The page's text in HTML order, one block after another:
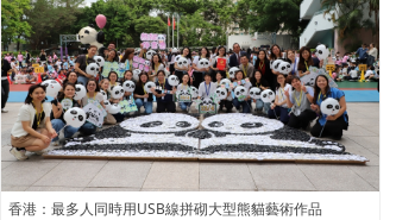
香港：最多人同時用USB線拼砌大型熊貓藝術作品